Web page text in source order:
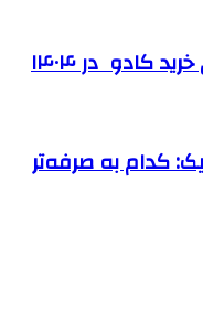
کادو در ۱۴۰۴
کدام به صرفه‌تر